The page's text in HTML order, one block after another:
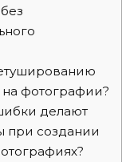
на фотографии?
делают
при создании